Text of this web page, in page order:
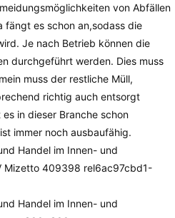
von Abfällen
fängt es schon an,sodass die
Je nach Betrieb können die
durchgeführt werden. Dies muss
muss der restliche Müll,
richtig auch entsorgt
in dieser Branche schon
immer noch ausbaufähig.